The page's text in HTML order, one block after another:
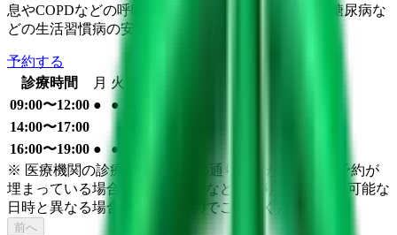
息やCOPDなどの呼吸器疾患、高血圧・高脂血症・糖尿病な
どの生活習慣病の安定期のフォローを行います。
予約する
診療時間
月 火
09:00〜12:00 ● ●
14:00〜17:00
16:00〜19:00 ● ●
※ 医療機関の診療時間は上記の通りですが、すでに予約が
埋まっている場合や病院の都合などにより実際に予約可能な
日時と異なる場合がありますのでご了承ください
前へ